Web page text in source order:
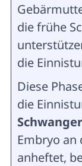
die frühe
die
Diese
die
Embryo
anheftet,